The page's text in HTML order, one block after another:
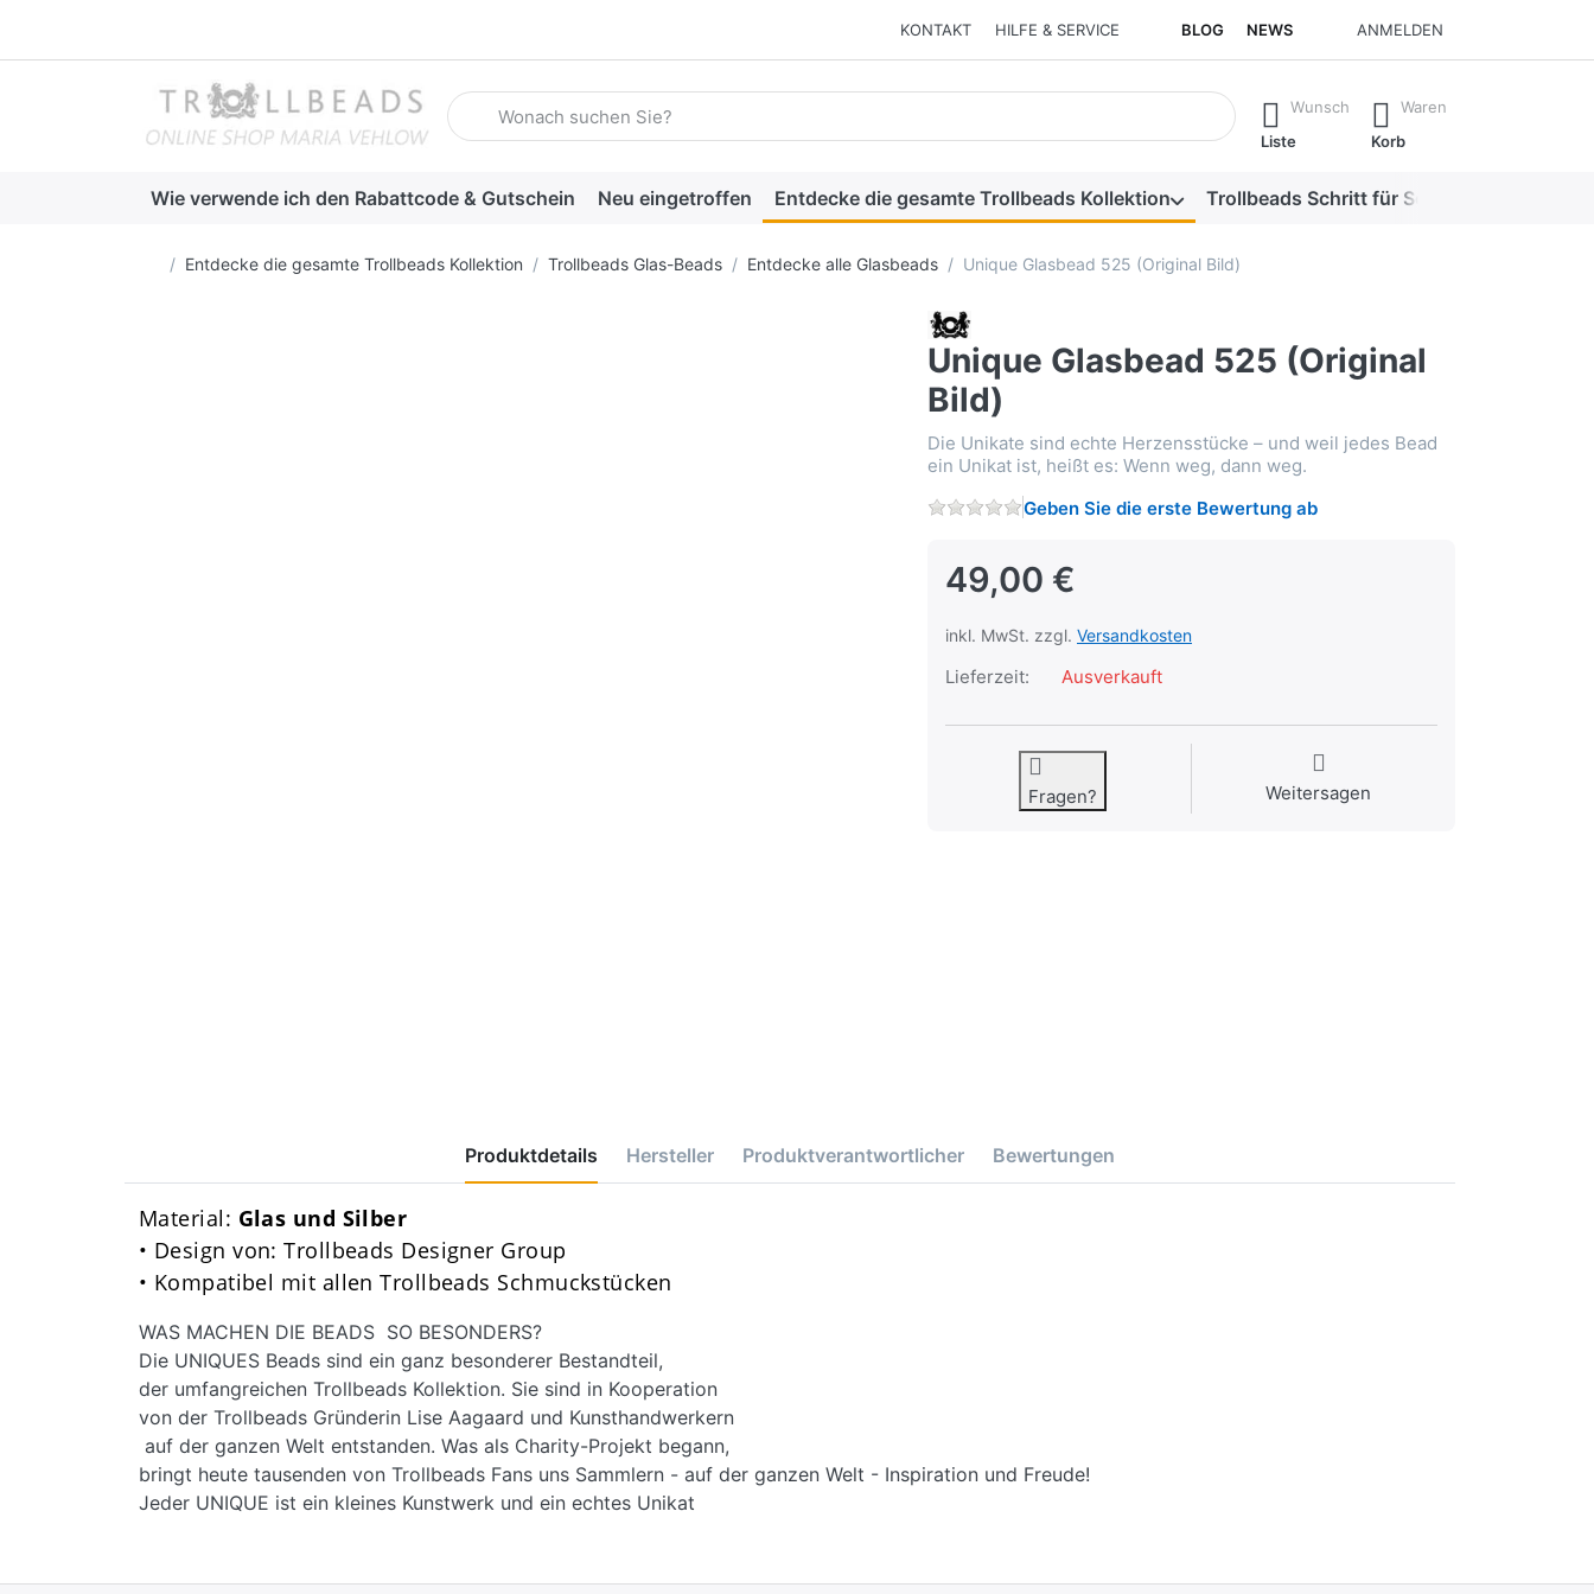
KONTAKT HILFE & SERVICE BLOG NEWS ANMELDEN
Geben Sie einen Suchbegriff ein. Während Sie tippen, erscheinen automatisch erste Ergebnisse. Drücken Sie die Eingabetaste, um alle
Wunsch
Liste
Waren
Korb
Wie verwende ich den Rabattcode & Gutschein Neu eingetroffen Entdecke die gesamte Trollbeads Kollektion Trollbeads Schritt für Schritt
Startseite
Entdecke die gesamte Trollbeads Kollektion Trollbeads Glas-Beads Entdecke alle Glasbeads Unique Glasbead 525 (Original Bild)
Unique Glasbead 525 (Original
Bild)
Die Unikate sind echte Herzensstücke – und weil jedes Bead
ein Unikat ist, heißt es: Wenn weg, dann weg.
Geben Sie die erste Bewertung ab
49,00 €
inkl. MwSt. zzgl. Versandkosten
Lieferzeit: Ausverkauft
Fragen? Weitersagen
Produktdetails Hersteller Produktverantwortlicher Bewertungen
Material: Glas und Silber
• Design von: Trollbeads Designer Group
• Kompatibel mit allen Trollbeads Schmuckstücken
WAS MACHEN DIE BEADS SO BESONDERS?
Die UNIQUES Beads sind ein ganz besonderer Bestandteil,
der umfangreichen Trollbeads Kollektion. Sie sind in Kooperation
von der Trollbeads Gründerin Lise Aagaard und Kunsthandwerkern
auf der ganzen Welt entstanden. Was als Charity-Projekt begann,
bringt heute tausenden von Trollbeads Fans uns Sammlern - auf der ganzen Welt - Inspiration und Freude!
Jeder UNIQUE ist ein kleines Kunstwerk und ein echtes Unikat